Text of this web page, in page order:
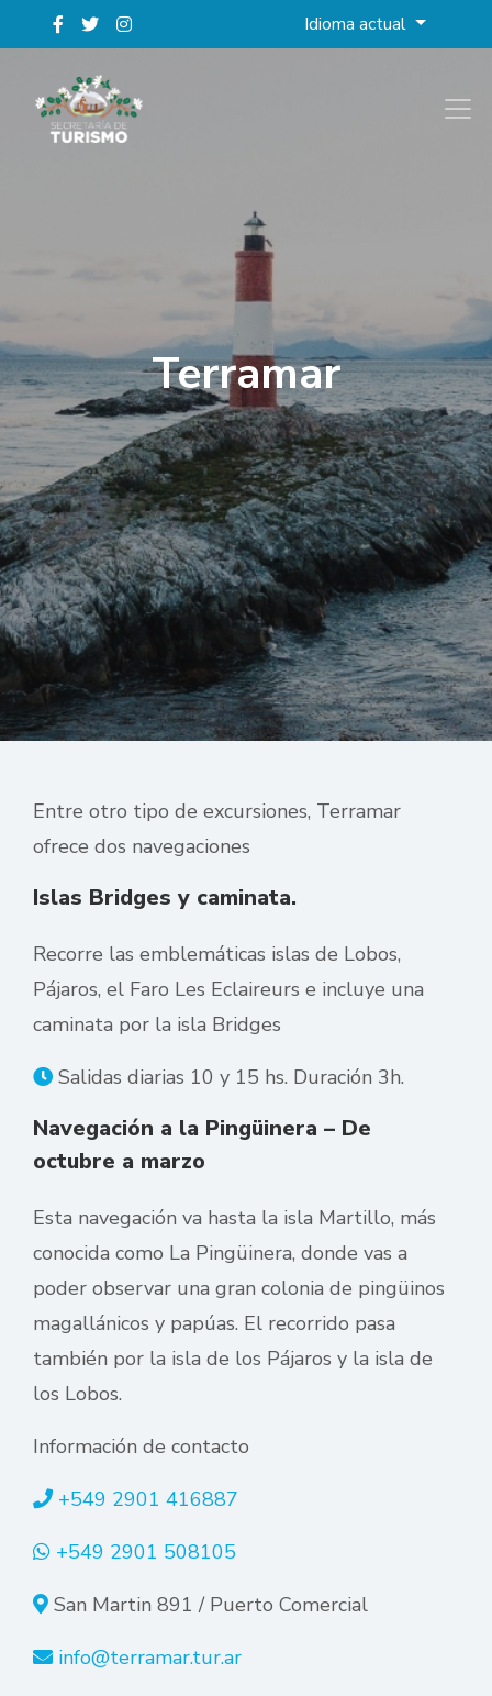
Idioma actual
Terramar
Entre otro tipo de excursiones, Terramar
ofrece dos navegaciones
Islas Bridges y caminata.
Recorre las emblemáticas islas de Lobos,
Pájaros, el Faro Les Eclaireurs e incluye una
caminata por la isla Bridges
Salidas diarias 10 y 15 hs. Duración 3h.
Navegación a la Pingüinera – De
octubre a marzo
Esta navegación va hasta la isla Martillo, más
conocida como La Pingüinera, donde vas a
poder observar una gran colonia de pingüinos
magallánicos y papúas. El recorrido pasa
también por la isla de los Pájaros y la isla de
los Lobos.
Información de contacto
+549 2901 416887
+549 2901 508105
San Martin 891 / Puerto Comercial
info@terramar.tur.ar